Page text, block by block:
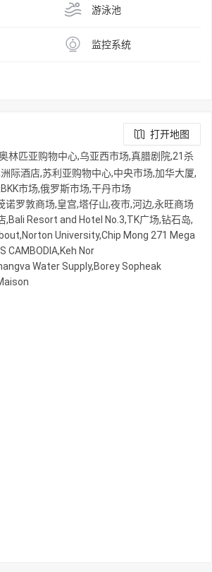
游泳池
监控系统
打开地图
林匹亚购物中心,乌亚西市场,真腊剧院,21杀
际酒店,苏利亚购物中心,中央市场,加华大厦,
市场,俄罗斯市场,干丹市场
诺罗敦商场,皇宫,塔仔山,夜市,河边,永旺商场
,Bali Resort and Hotel No.3,TK广场,钻石岛,
University,Chip Mong 271 Mega
CAMBODIA,Keh Nor
Water Supply,Borey Sopheak